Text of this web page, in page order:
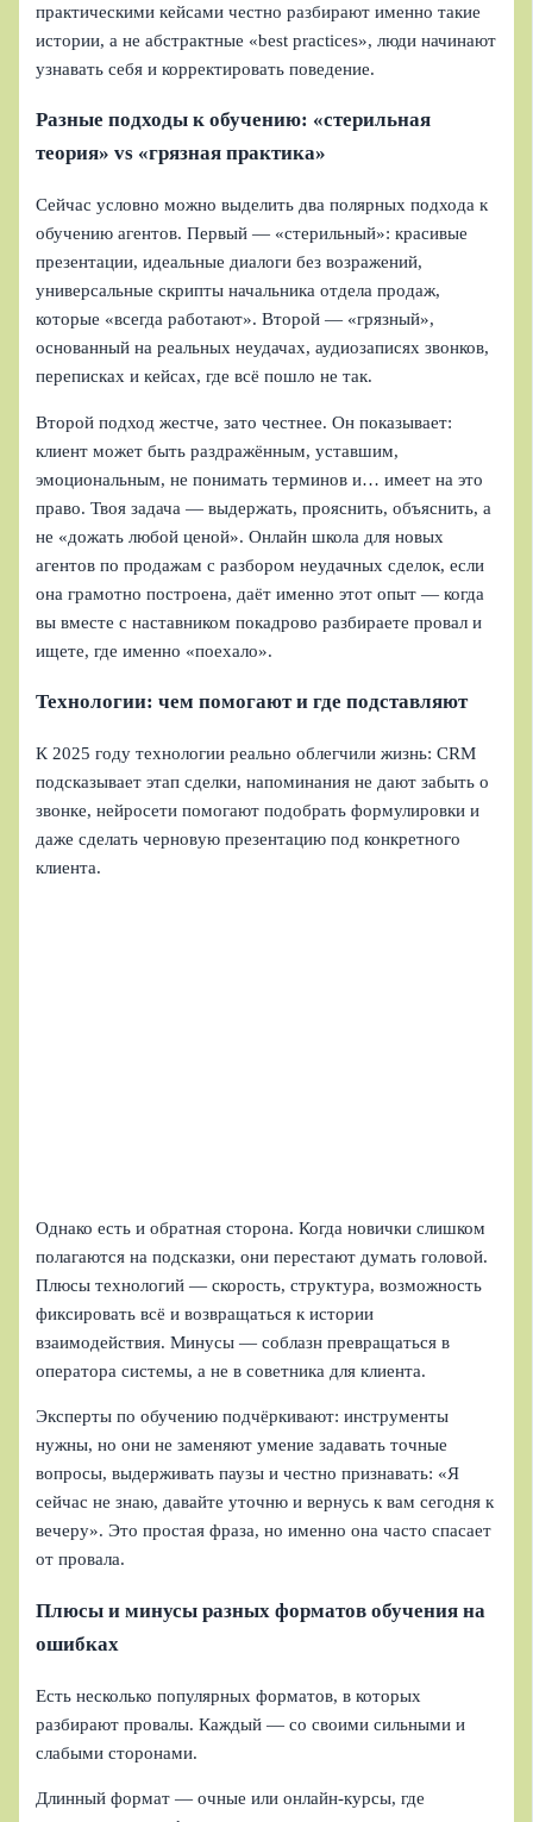
практическими кейсами честно разбирают именно такие
истории, а не абстрактные «best practices», люди начинают
узнавать себя и корректировать поведение.
Разные подходы к обучению: «стерильная
теория» vs «грязная практика»
Сейчас условно можно выделить два полярных подхода к
обучению агентов. Первый — «стерильный»: красивые
презентации, идеальные диалоги без возражений,
универсальные скрипты начальника отдела продаж,
которые «всегда работают». Второй — «грязный»,
основанный на реальных неудачах, аудиозаписях звонков,
переписках и кейсах, где всё пошло не так.
Второй подход жестче, зато честнее. Он показывает:
клиент может быть раздражённым, уставшим,
эмоциональным, не понимать терминов и… имеет на это
право. Твоя задача — выдержать, прояснить, объяснить, а
не «дожать любой ценой». Онлайн школа для новых
агентов по продажам с разбором неудачных сделок, если
она грамотно построена, даёт именно этот опыт — когда
вы вместе с наставником покадрово разбираете провал и
ищете, где именно «поехало».
Технологии: чем помогают и где подставляют
К 2025 году технологии реально облегчили жизнь: CRM
подсказывает этап сделки, напоминания не дают забыть о
звонке, нейросети помогают подобрать формулировки и
даже сделать черновую презентацию под конкретного
клиента.
Однако есть и обратная сторона. Когда новички слишком
полагаются на подсказки, они перестают думать головой.
Плюсы технологий — скорость, структура, возможность
фиксировать всё и возвращаться к истории
взаимодействия. Минусы — соблазн превращаться в
оператора системы, а не в советника для клиента.
Эксперты по обучению подчёркивают: инструменты
нужны, но они не заменяют умение задавать точные
вопросы, выдерживать паузы и честно признавать: «Я
сейчас не знаю, давайте уточню и вернусь к вам сегодня к
вечеру». Это простая фраза, но именно она часто спасает
от провала.
Плюсы и минусы разных форматов обучения на
ошибках
Есть несколько популярных форматов, в которых
разбирают провалы. Каждый — со своими сильными и
слабыми сторонами.
Длинный формат — очные или онлайн‑курсы, где